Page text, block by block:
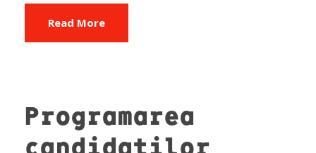
Read More
Programarea
candidaților